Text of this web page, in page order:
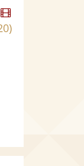
Dieser
stellt
Dieser
Künstler